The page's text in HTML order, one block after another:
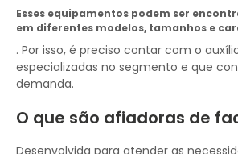
Esses equipamentos podem ser
em diferentes modelos, tamanhos e
. Por isso, é preciso contar com o
especializadas no segmento e que
demanda.
O que são afiadoras de
Desenvolvida para atender as